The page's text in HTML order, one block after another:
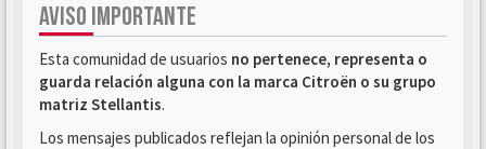
AVISO IMPORTANTE
Esta comunidad de usuarios no pertenece, representa o
guarda relación alguna con la marca Citroën o su grupo
matriz Stellantis.
Los mensajes publicados reflejan la opinión personal de los